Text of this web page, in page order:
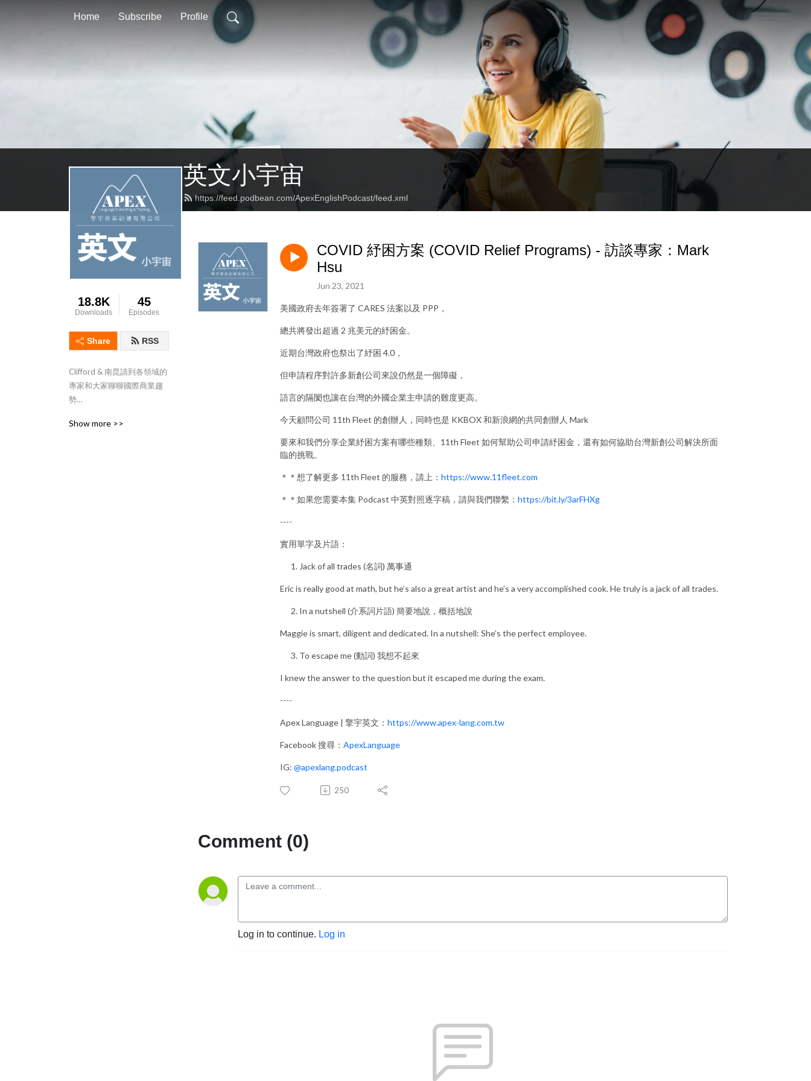
Home Subscribe Profile
英文小宇宙
https://feed.podbean.com/ApexEnglishPodcast/feed.xml
18.8K
Downloads
45
Episodes
Share RSS
Clifford & 南昆請到各領域的
專家和大家聊聊國際商業趨
勢
銷、迷因股票、虛擬貨幣和
Show more >>
COVID 紓困方案 (COVID Relief Programs) - 訪談專家：Mark
Hsu
Jun 23, 2021
美國政府去年簽署了 CARES 法案以及 PPP，
總共將發出超過 2 兆美元的紓困金。
近期台灣政府也祭出了紓困 4.0，
但申請程序對許多新創公司來說仍然是一個障礙，
語言的隔閡也讓在台灣的外國企業主申請的難度更高。
今天顧問公司 11th Fleet 的創辦人，同時也是 KKBOX 和新浪網的共同創辦人 Mark
要來和我們分享企業紓困方案有哪些種類、11th Fleet 如何幫助公司申請紓困金，還有如何協助台灣新創公司解決所面
臨的挑戰。
＊＊想了解更多 11th Fleet 的服務，請上： https://www.11fleet.com
＊＊ 如果您需要本集 Podcast 中英對照逐字稿，請與我們聯繫： https://bit.ly/3arFHXg
----
實用單字及片語：
Jack of all trades (名詞) 萬事通
Eric is really good at math, but he’s also a great artist and he’s a very accomplished cook. He truly is a jack of all trades.
In a nutshell (介系詞片語) 簡要地說，概括地說
Maggie is smart, diligent and dedicated. In a nutshell: She’s the perfect employee.
To escape me (動詞) 我想不起來
I knew the answer to the question but it escaped me during the exam.
----
Apex Language | 擎宇英文： https://www.apex-lang.com.tw
Facebook 搜尋： ApexLanguage
IG: @apexlang.podcast
250
Comment (0)
Log in to continue. Log in